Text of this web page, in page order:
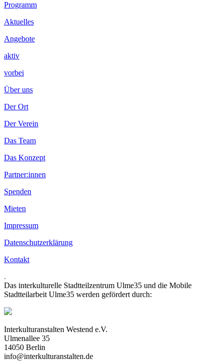
Programm
Aktuelles
Angebote
aktiv
vorbei
Über uns
Der Ort
Der Verein
Das Team
Das Konzept
Partner:innen
Spenden
Mieten
Impressum
Datenschutzerklärung
Kontakt
.
Das interkulturelle Stadtteilzentrum Ulme35 und die Mobile
Stadtteilarbeit Ulme35 werden gefördert durch:
Interkulturanstalten Westend e.V.
Ulmenallee 35
14050 Berlin
info@interkulturanstalten.de